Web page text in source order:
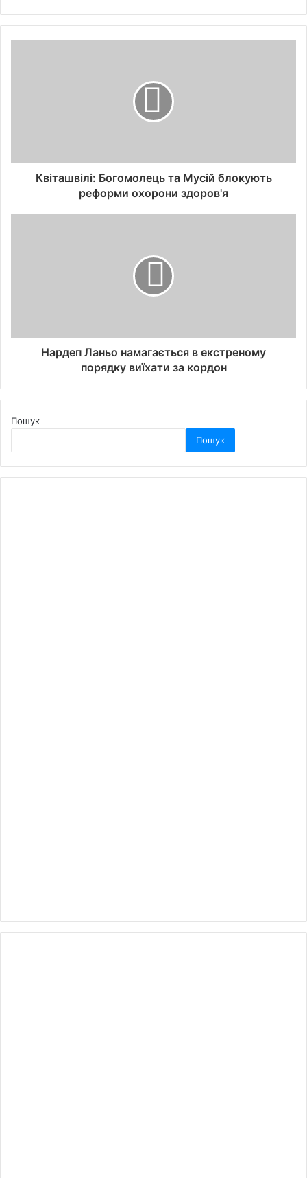
Квіташвілі: Богомолець та Мусій блокують
реформи охорони здоров'я
Нардеп Ланьо намагається в екстреному
порядку виїхати за кордон
Пошук
Пошук